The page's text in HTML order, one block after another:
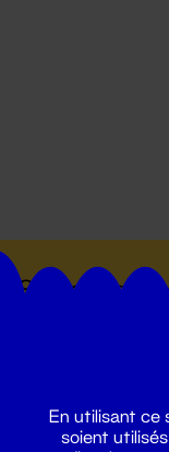
Suivez
En utilisant ce
soient